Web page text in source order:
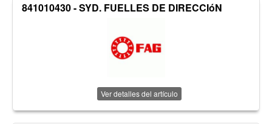
841010430 - SYD. FUELLES DE DIRECCIóN
Ver detalles del artículo